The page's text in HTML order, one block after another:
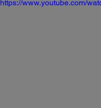
https://www.youtube.com/